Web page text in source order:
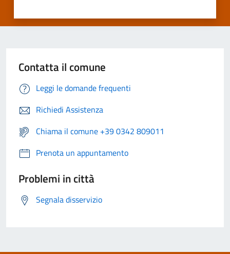
Contatta il comune
Leggi le domande frequenti
Richiedi Assistenza
Chiama il comune +39 0342 809011
Prenota un appuntamento
Problemi in città
Segnala disservizio